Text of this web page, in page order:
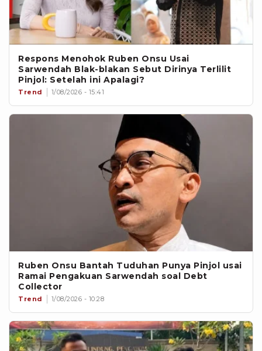
Respons Menohok Ruben Onsu Usai
Sarwendah Blak-blakan Sebut Dirinya Terlilit
Pinjol: Setelah ini Apalagi?
Trend 1/08/2026 - 15:41
Ruben Onsu Bantah Tuduhan Punya Pinjol usai
Ramai Pengakuan Sarwendah soal Debt
Collector
Trend 1/08/2026 - 10:28